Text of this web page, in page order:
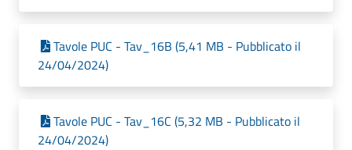
Tavole PUC - Tav_16B (5,41 MB - Pubblicato il
24/04/2024)
Tavole PUC - Tav_16C (5,32 MB - Pubblicato il
24/04/2024)